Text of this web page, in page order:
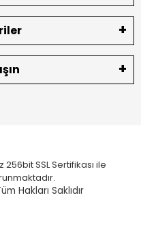
SSL Sertifikası ile
Hakları Saklıdır